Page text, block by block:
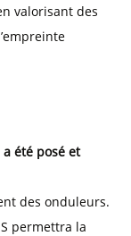
valorisant des
été posé et
des onduleurs.
permettra la